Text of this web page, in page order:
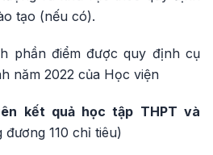
tạo (nếu có).
phần điểm được quy định cụ
năm 2022 của Học viện
kết quả học tập THPT và
đương 110 chỉ tiêu)